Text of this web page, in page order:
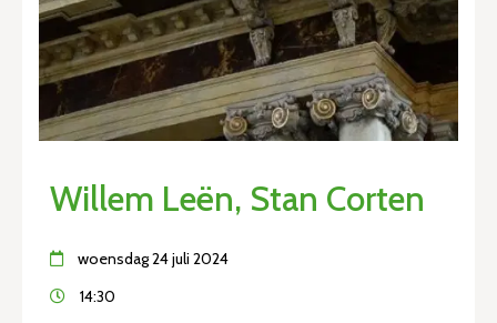
Willem Leën, Stan Corten
woensdag 24 juli 2024
14:30